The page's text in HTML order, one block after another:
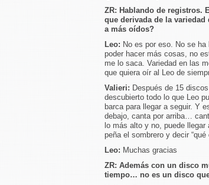
ZR: Hablando de registros.
que derivada de la
a más oídos?
Leo: No es por eso. No se
poder hacer más cosas, no
me lo saca. Variedad en las
que quiera oír al Leo de
Valieri: Después de 15
descubierto todo lo que Leo
barca para llegar a seguir. Y
debajo, canta por arriba…
lo más alto y no, puede
peña el sombrero y decir “qué
Leo: Muchas gracias
ZR: Además con un disco
tiempo… no es un disco